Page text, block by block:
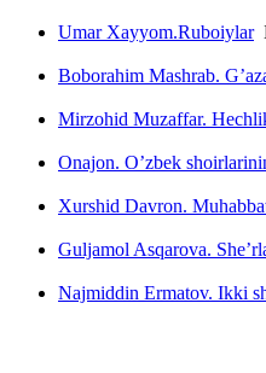
Umar Xayyom.Ruboiylar
Boborahim Mashrab.
Mirzohid Muzaffar.
Onajon. O’zbek
Xurshid Davron.
Guljamol Asqarova.
Najmiddin Ermatov. Ikki